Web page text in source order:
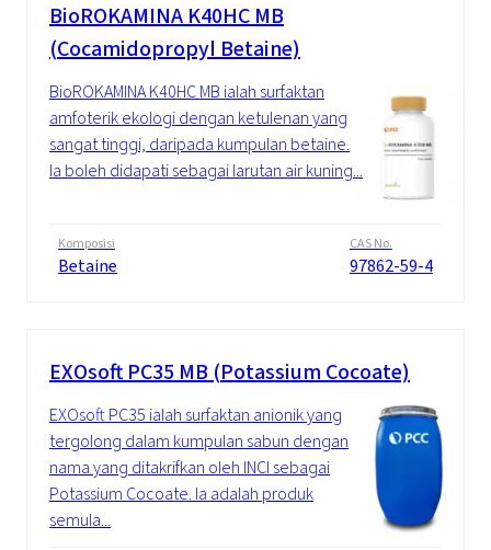
BioROKAMINA K40HC MB
(Cocamidopropyl Betaine)
BioROKAMINA K40HC MB ialah surfaktan
amfoterik ekologi dengan ketulenan yang
sangat tinggi, daripada kumpulan betaine.
Ia boleh didapati sebagai larutan air kuning...
Komposisi
Betaine
CAS No.
97862-59-4
EXOsoft PC35 MB (Potassium Cocoate)
EXOsoft PC35 ialah surfaktan anionik yang
tergolong dalam kumpulan sabun dengan
nama yang ditakrifkan oleh INCI sebagai
Potassium Cocoate. Ia adalah produk
semula...